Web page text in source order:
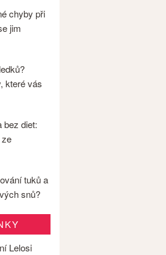
chyby při
jim
které vás
bez diet:
tuků a
snů?
Lelosi